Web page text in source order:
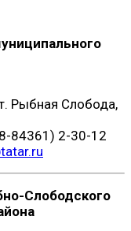
Рыбная Слобода,
84361) 2-30-12
Слободского